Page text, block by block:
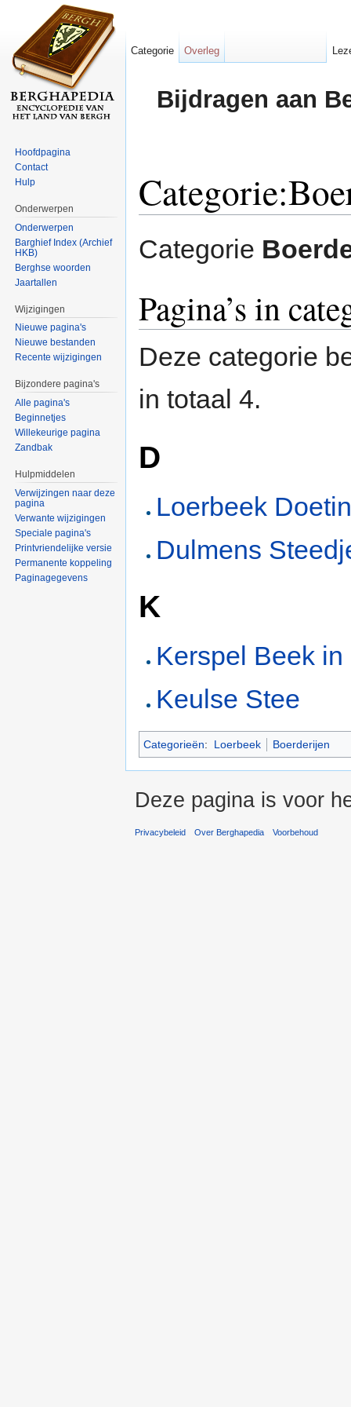
Bijdragen aan
Categorie
Pagina’s in
Deze categorie
in totaal 4.
D
Loerbeek
Dulmens
K
Kerspel Beek
Keulse Stee
Categorieën: Loerbeek Boerderijen
Categorie Overleg
Hoofdpagina
Contact
Hulp
Onderwerpen
Onderwerpen
Barghief Index (Archief
HKB)
Berghse woorden
Jaartallen
Wijzigingen
Nieuwe pagina's
Nieuwe bestanden
Recente wijzigingen
Bijzondere pagina's
Alle pagina's
Beginnetjes
Willekeurige pagina
Zandbak
Hulpmiddelen
Verwijzingen naar deze
pagina
Verwante wijzigingen
Speciale pagina's
Printvriendelijke versie
Permanente koppeling
Paginagegevens
Deze pagina is voor
Privacybeleid Over Berghapedia Voorbehoud